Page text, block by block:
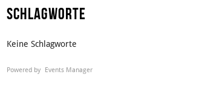
Schlagworte
Keine Schlagworte
Powered by Events Manager